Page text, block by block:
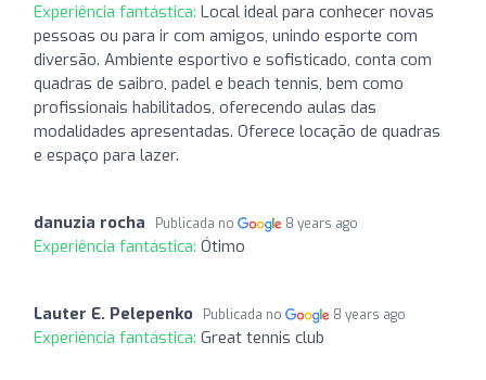
Experiência fantástica: Local ideal para conhecer novas
pessoas ou para ir com amigos, unindo esporte com
diversão. Ambiente esportivo e sofisticado, conta com
quadras de saibro, padel e beach tennis, bem como
profissionais habilitados, oferecendo aulas das
modalidades apresentadas. Oferece locação de quadras
e espaço para lazer.
danuzia rocha Publicada no 8 years ago
Experiência fantástica: Ótimo
Lauter E. Pelepenko Publicada no 8 years ago
Experiência fantástica: Great tennis club